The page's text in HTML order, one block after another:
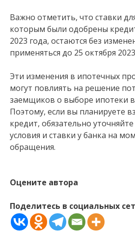
Важно отметить, что ставки
которым были одобрены
2023 года, остаются без
применяться до 25 октября
Эти изменения в ипотечных
могут повлиять на решение
заемщиков о выборе ипотеки
Поэтому, если вы планируете
кредит, обязательно
условия и ставки у банка на
обращения.
Оцените автора
Поделитесь в социальных